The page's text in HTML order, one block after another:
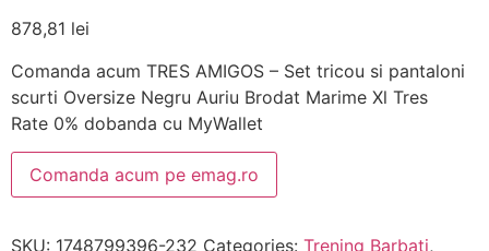
878,81 lei
Comanda acum TRES AMIGOS – Set tricou si pantaloni
scurti Oversize Negru Auriu Brodat Marime Xl Tres
Rate 0% dobanda cu MyWallet
Comanda acum pe emag.ro
SKU: 1748799396-232 Categories: Trening Barbati,